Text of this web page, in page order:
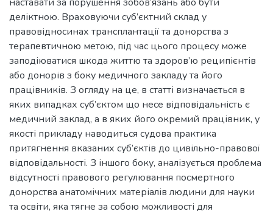
деліктною. Враховуючи суб’єктний склад у
правовідносинах трансплантації та донорства з
терапевтичною метою, під час цього процесу може
заподіюватися шкода життю та здоров’ю реципієнтів
або донорів з боку медичного закладу та його
працівників. З огляду на це, в статті визначається в
яких випадках суб’єктом що несе відповідальність є
медичний заклад, а в яких його окремий працівник, у
якості прикладу наводиться судова практика
притягнення вказаних суб’єктів до цивільно-правової
відповідальності. З іншого боку, аналізується проблема
відсутності правового регулювання посмертного
донорства анатомічних матеріалів людини для науки
та освіти, яка тягне за собою можливості для